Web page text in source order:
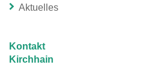
Aktuelles
Kontakt
Kirchhain